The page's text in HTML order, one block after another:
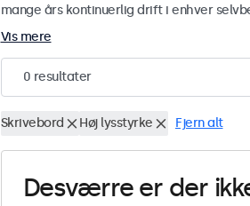
mange års kontinuerlig drift i enhver
Vis mere
0 resultater
Skrivebord Høj lysstyrke Fjern alt
Desværre er der